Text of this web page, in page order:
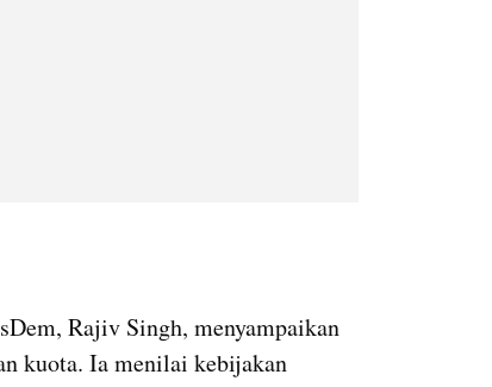
Rajiv Singh, menyampaikan
kuota. Ia menilai kebijakan